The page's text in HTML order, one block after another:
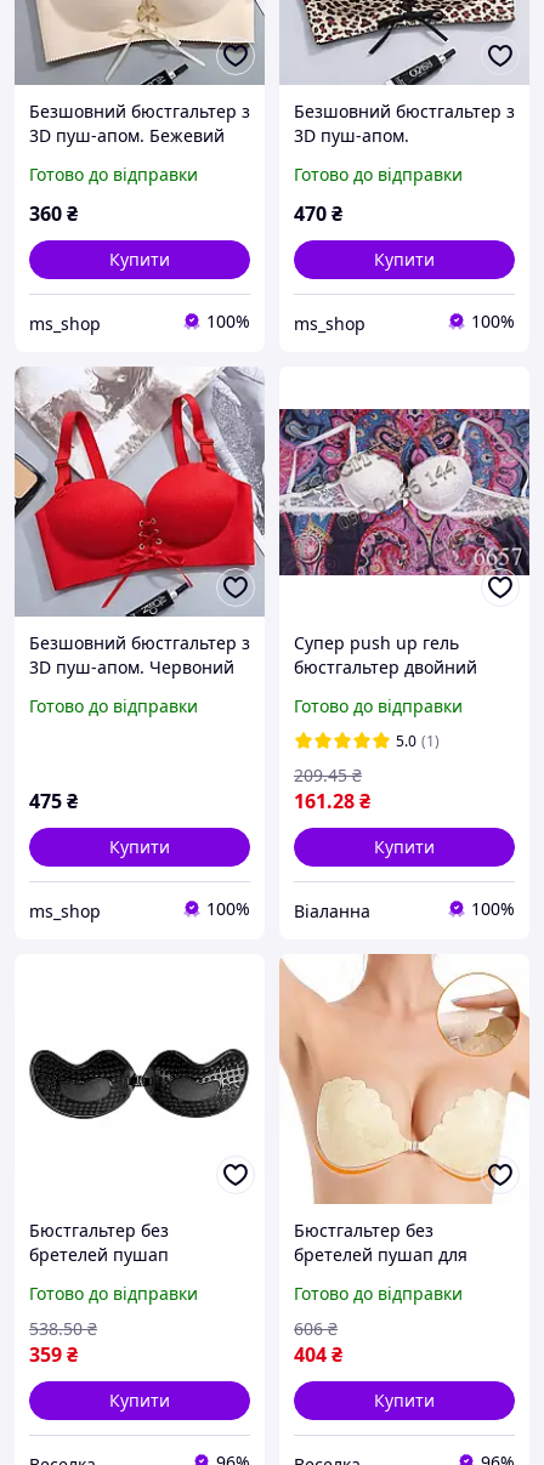
Безшовний бюстгальтер з
3D пуш-апом. Бежевий
Готово до відправки
360₴
Купити
ms_shop 100%
Безшовний бюстгальтер з
3D пуш-апом.
розмір 75 B)
Готово до відправки
470₴
Купити
ms_shop 100%
Безшовний бюстгальтер з
3D пуш-апом. Червоний
Готово до відправки
475₴
Купити
ms_shop 100%
Супер push up гель
бюстгальтер двойний
розмір) формований 6657
Donafen
Готово до відправки
5.0 (1)
161.28₴
209.45 ₴
Купити
Віаланна 100%
Бюстгальтер без
бретелей пушап
вечірніх виходів і
особливих випадків
FLAME
Готово до відправки
359₴
538.50 ₴
Купити
Бюстгальтер без
бретелей пушап для
відкритих плечей
економний
багаторазовий FLAME
Готово до відправки
404₴
606 ₴
Купити